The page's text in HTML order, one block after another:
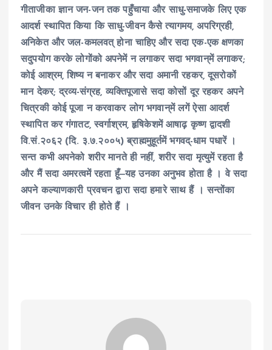
गीताजीका ज्ञान जन-जन तक पहुँचाया और साधु-समाजके लिए एक
आदर्श स्थापित किया कि साधु-जीवन कैसे त्यागमय, अपरिग्रही,
अनिकेत और जल-कमलवत् होना चाहिए और सदा एक-एक क्षणका
सदुपयोग करके लोगोंको अपनेमें न लगाकर सदा भगवान्‌में लगाकर;
कोई आश्रम, शिष्य न बनाकर और सदा अमानी रहकर, दूसरोकों
मान देकर; द्रव्य-संग्रह, व्यक्तिपूजासे सदा कोसों दूर रहकर अपने
चित्रकी कोई पूजा न करवाकर लोग भगवान्‌में लगें ऐसा आदर्श
स्थापित कर गंगातट, स्वर्गाश्रम, हृषिकेशमें आषाढ़ कृष्ण द्वादशी
वि.सं.२०६२ (दि. ३.७.२००५) ब्राह्ममुहूर्तमें भगवद्-धाम पधारें ।
सन्त कभी अपनेको शरीर मानते ही नहीं, शरीर सदा मृत्युमें रहता है
और मैं सदा अमरत्वमें रहता हूँ‒यह उनका अनुभव होता है । वे सदा
अपने कल्याणकारी प्रवचन द्वारा सदा हमारे साथ हैं । सन्तोंका
जीवन उनके विचार ही होते हैं ।